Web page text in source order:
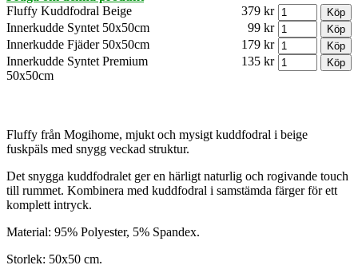
Fluffy Kuddfodral Beige
379 kr
Innerkudde Syntet 50x50cm
99 kr
Innerkudde Fjäder 50x50cm
179 kr
Innerkudde Syntet Premium
50x50cm
135 kr
Fluffy från Mogihome, mjukt och mysigt kuddfodral i beige
fuskpäls med snygg veckad struktur.
Det snygga kuddfodralet ger en härligt naturlig och rogivande touch
till rummet. Kombinera med kuddfodral i samstämda färger för ett
komplett intryck.
Material: 95% Polyester, 5% Spandex.
Storlek: 50x50 cm.